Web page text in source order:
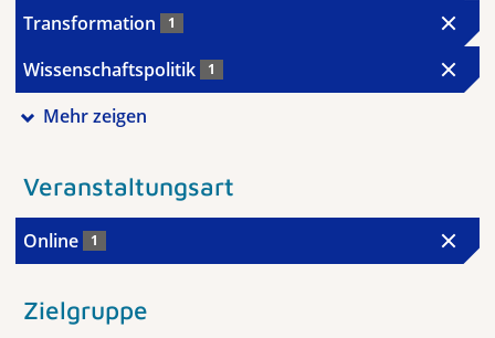
Transformation 1
Wissenschaftspolitik 1
Mehr zeigen
Veranstaltungsart
Online 1
Zielgruppe